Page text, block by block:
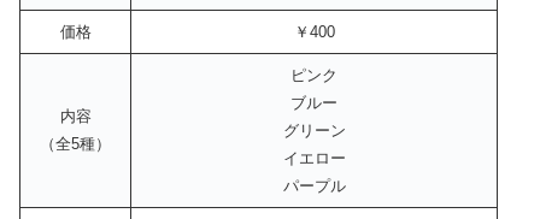
価格 ￥400
内容
（全5種）
ピンク
ブルー
グリーン
イエロー
パープル